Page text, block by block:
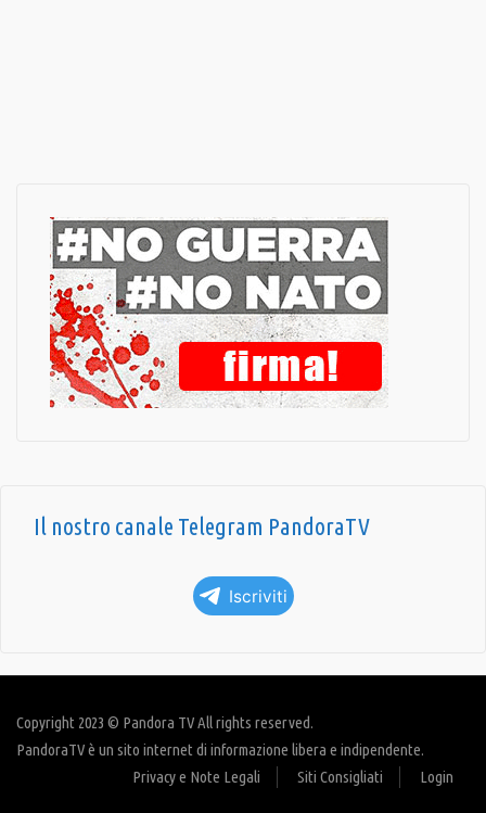
Il nostro canale Telegram PandoraTV
Iscriviti
Copyright 2023 © Pandora TV All rights reserved.
PandoraTV è un sito internet di informazione libera e indipendente.
Privacy e Note Legali
Siti Consigliati Login